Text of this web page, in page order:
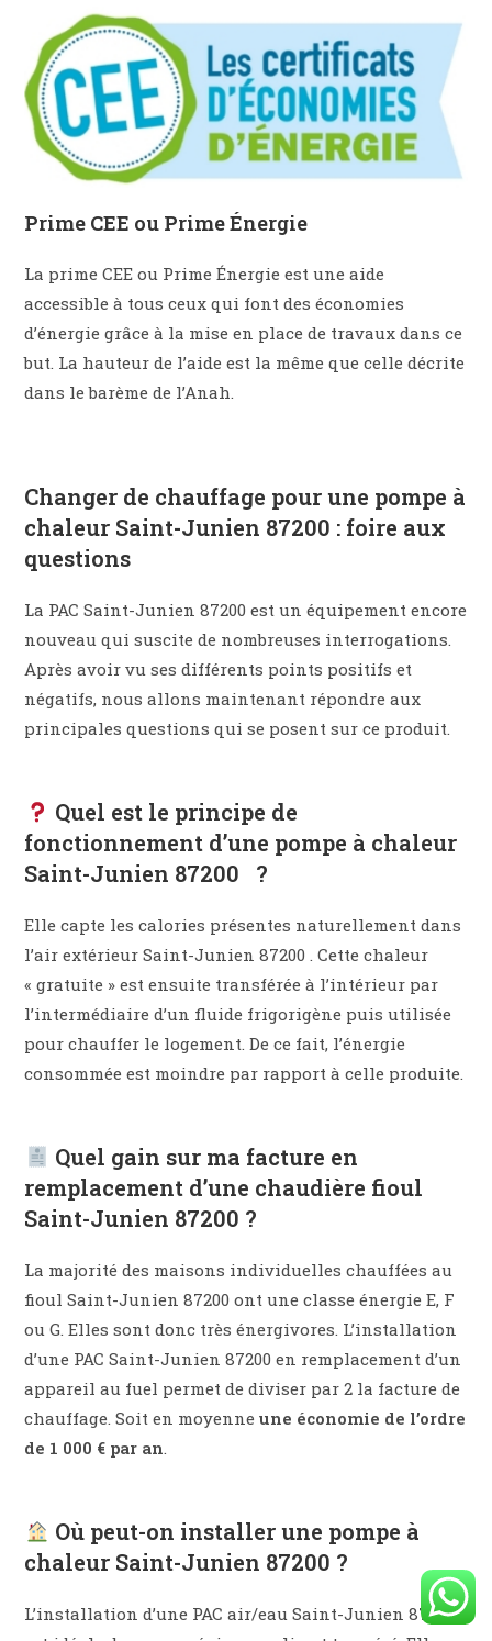
Prime CEE ou Prime Énergie
La prime CEE ou Prime Énergie est une aide
accessible à tous ceux qui font des économies
d’énergie grâce à la mise en place de travaux dans ce
but. La hauteur de l’aide est la même que celle décrite
dans le barème de l’Anah.
Changer de chauffage pour une pompe à
chaleur Saint-Junien 87200 : foire aux
questions
La PAC Saint-Junien 87200 est un équipement encore
nouveau qui suscite de nombreuses interrogations.
Après avoir vu ses différents points positifs et
négatifs, nous allons maintenant répondre aux
principales questions qui se posent sur ce produit.
Quel est le principe de
fonctionnement d’une pompe à chaleur
Saint-Junien 87200 ?
Elle capte les calories présentes naturellement dans
l’air extérieur Saint-Junien 87200 . Cette chaleur
« gratuite » est ensuite transférée à l’intérieur par
l’intermédiaire d’un fluide frigorigène puis utilisée
pour chauffer le logement. De ce fait, l’énergie
consommée est moindre par rapport à celle produite.
Quel gain sur ma facture en
remplacement d’une chaudière fioul
Saint-Junien 87200 ?
La majorité des maisons individuelles chauffées au
fioul Saint-Junien 87200 ont une classe énergie E, F
ou G. Elles sont donc très énergivores. L’installation
d’une PAC Saint-Junien 87200 en remplacement d’un
appareil au fuel permet de diviser par 2 la facture de
chauffage. Soit en moyenneune économie de l’ordre
de 1 000 € par an.
Où peut-on installer une pompe à
chaleur Saint-Junien 87200 ?
L’installation d’une PAC air/eau Saint-Junien 87200